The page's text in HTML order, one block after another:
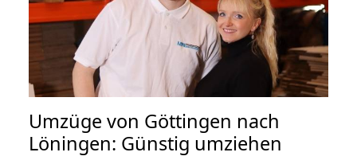
Umzüge von Göttingen nach
Löningen: Günstig umziehen